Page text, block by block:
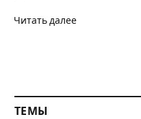
Читать далее
ТЕМЫ